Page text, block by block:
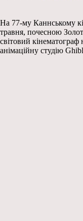
На 77-му Каннському
травня, почесною
світовий
анімаційну студію